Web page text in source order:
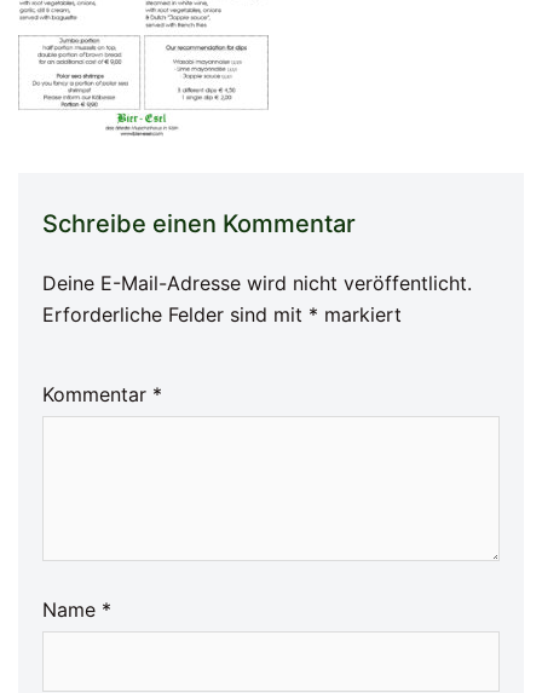
Schreibe einen Kommentar
Deine E-Mail-Adresse wird nicht veröffentlicht.
Erforderliche Felder sind mit * markiert
Kommentar *
Name *